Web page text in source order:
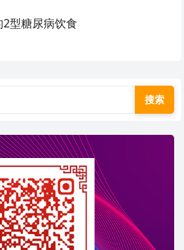
型糖尿病饮食
搜索